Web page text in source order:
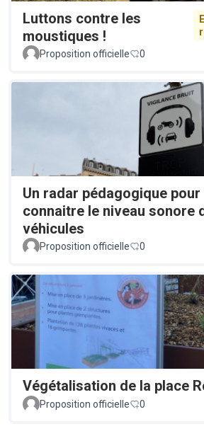
Luttons contre les
moustiques !
Proposition officielle
0
Un radar pédagogique pour
connaitre le niveau sonore
véhicules
Proposition officielle 0
Végétalisation de la place
Proposition officielle
0